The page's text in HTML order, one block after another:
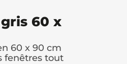
60 x
60 x 90 cm
fenêtres tout